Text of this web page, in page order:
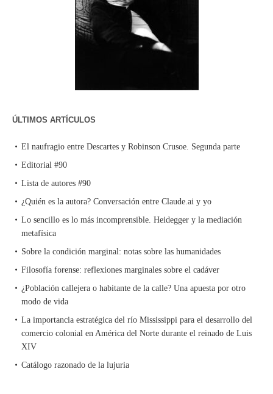
ÚLTIMOS ARTÍCULOS
El naufragio entre Descartes y Robinson Crusoe. Segunda parte
Editorial #90
Lista de autores #90
¿Quién es la autora? Conversación entre Claude.ai y yo
Lo sencillo es lo más incomprensible. Heidegger y la mediación
metafísica
Sobre la condición marginal: notas sobre las humanidades
Filosofía forense: reflexiones marginales sobre el cadáver
¿Población callejera o habitante de la calle? Una apuesta por otro
modo de vida
La importancia estratégica del río Mississippi para el desarrollo del
comercio colonial en América del Norte durante el reinado de Luis
XIV
Catálogo razonado de la lujuria